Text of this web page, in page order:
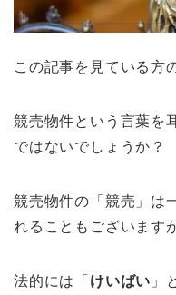
この記事を見ている方
競売物件という言葉を
ではないでしょうか？
競売物件の「競売」は
れることもございます
法的には「 けいばい 」